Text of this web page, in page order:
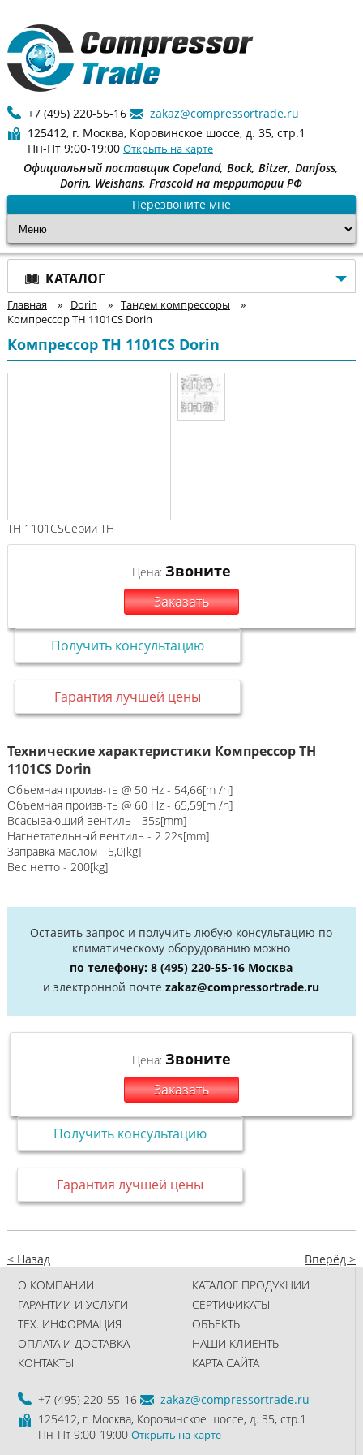
+7 (495) 220-55-16
zakaz@compressortrade.ru
125412, г. Москва, Коровинское шоссе, д. 35, стр.1
Пн-Пт 9:00-19:00 Открыть на карте
Официальный поставщик Copeland, Bock, Bitzer, Danfoss,
Dorin, Weishans, Frascold на территории РФ
Перезвоните мне
КАТАЛОГ
Главная » Dorin » Тандем компрессоры
»
Компрессор TH 1101CS Dorin
Компрессор TH 1101CS Dorin
TH 1101CSСерии TH
Цена: Звоните
Заказать
Получить консультацию
Гарантия лучшей цены
Технические характеристики Компрессор TH
1101CS Dorin
Объемная произв-ть @ 50 Hz - 54,66[m /h]
Объемная произв-ть @ 60 Hz - 65,59[m /h]
Всасывающий вентиль - 35s[mm]
Нагнетательный вентиль - 2 22s[mm]
Заправка маслом - 5,0[kg]
Вес нетто - 200[kg]
Оставить запрос и получить любую консультацию по
климатическому оборудованию можно
по телефону:8 (495) 220-55-16 Москва
и электронной почтеzakaz@compressortrade.ru
Цена: Звоните
Заказать
Получить консультацию
Гарантия лучшей цены
< Назад
Вперёд >
О КОМПАНИИ
ГАРАНТИИ И УСЛУГИ
ТЕХ. ИНФОРМАЦИЯ
ОПЛАТА И ДОСТАВКА
КОНТАКТЫ
КАТАЛОГ ПРОДУКЦИИ
СЕРТИФИКАТЫ
ОБЪЕКТЫ
НАШИ КЛИЕНТЫ
КАРТА САЙТА
+7 (495) 220-55-16
zakaz@compressortrade.ru
125412, г. Москва, Коровинское шоссе, д. 35, стр.1
Пн-Пт 9:00-19:00 Открыть на карте